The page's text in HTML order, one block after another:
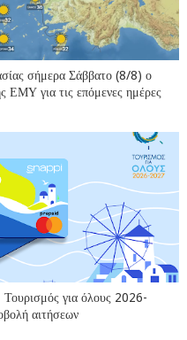
σήμερα Σάββατο (8/8) ο
για τις επόμενες ημέρες
για όλους 2026-
αιτήσεων